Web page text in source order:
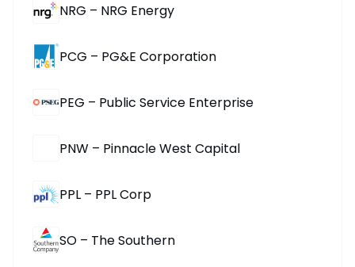
NRG – NRG Energy
PCG – PG&E Corporation
PEG – Public Service Enterprise
PNW – Pinnacle West Capital
PPL – PPL Corp
SO – The Southern